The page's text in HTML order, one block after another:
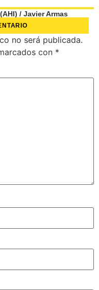
/ Javier Armas
no será publicada.
con *